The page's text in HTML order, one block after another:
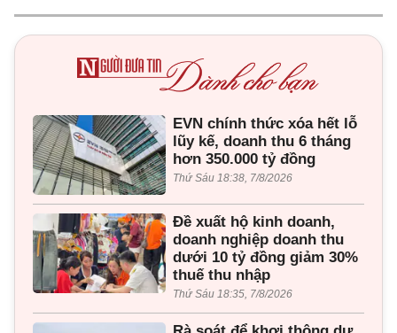
EVN chính thức xóa hết lỗ
lũy kế, doanh thu 6 tháng
hơn 350.000 tỷ đồng
Thứ Sáu 18:38, 7/8/2026
Đề xuất hộ kinh doanh,
doanh nghiệp doanh thu
dưới 10 tỷ đồng giảm 30%
thuế thu nhập
Thứ Sáu 18:35, 7/8/2026